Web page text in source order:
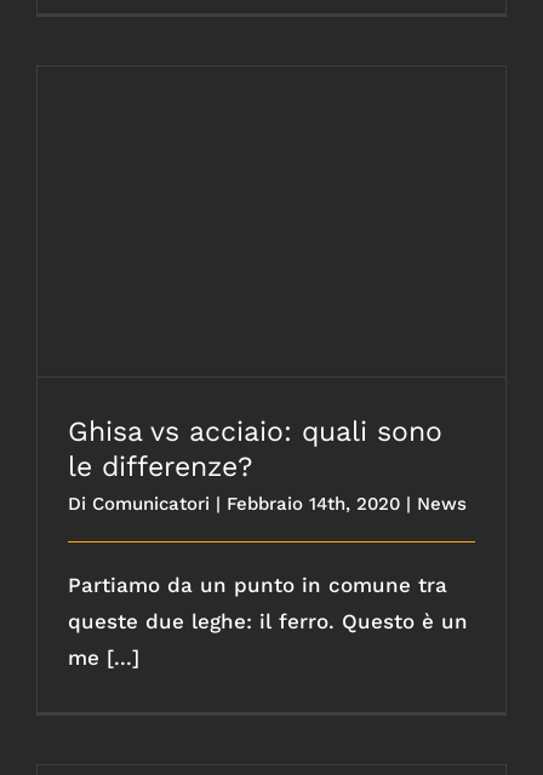
Ghisa vs acciaio: quali sono
le differenze?
Di Comunicatori Febbraio 14th, 2020 News
Partiamo da un punto in comune tra
queste due leghe: il ferro. Questo è un
me [...]